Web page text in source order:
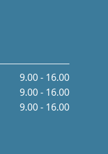
9.00 - 16.00
9.00 - 16.00
9.00 - 16.00